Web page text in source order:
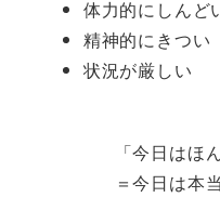
体力的にしんど
精神的にきつい
状況が厳しい
「今日はほ
＝今日は本